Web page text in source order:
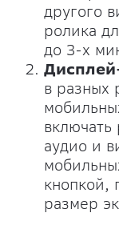
другого
ролика
до 3-х
в разных
включать
аудио и
кнопкой,
размер